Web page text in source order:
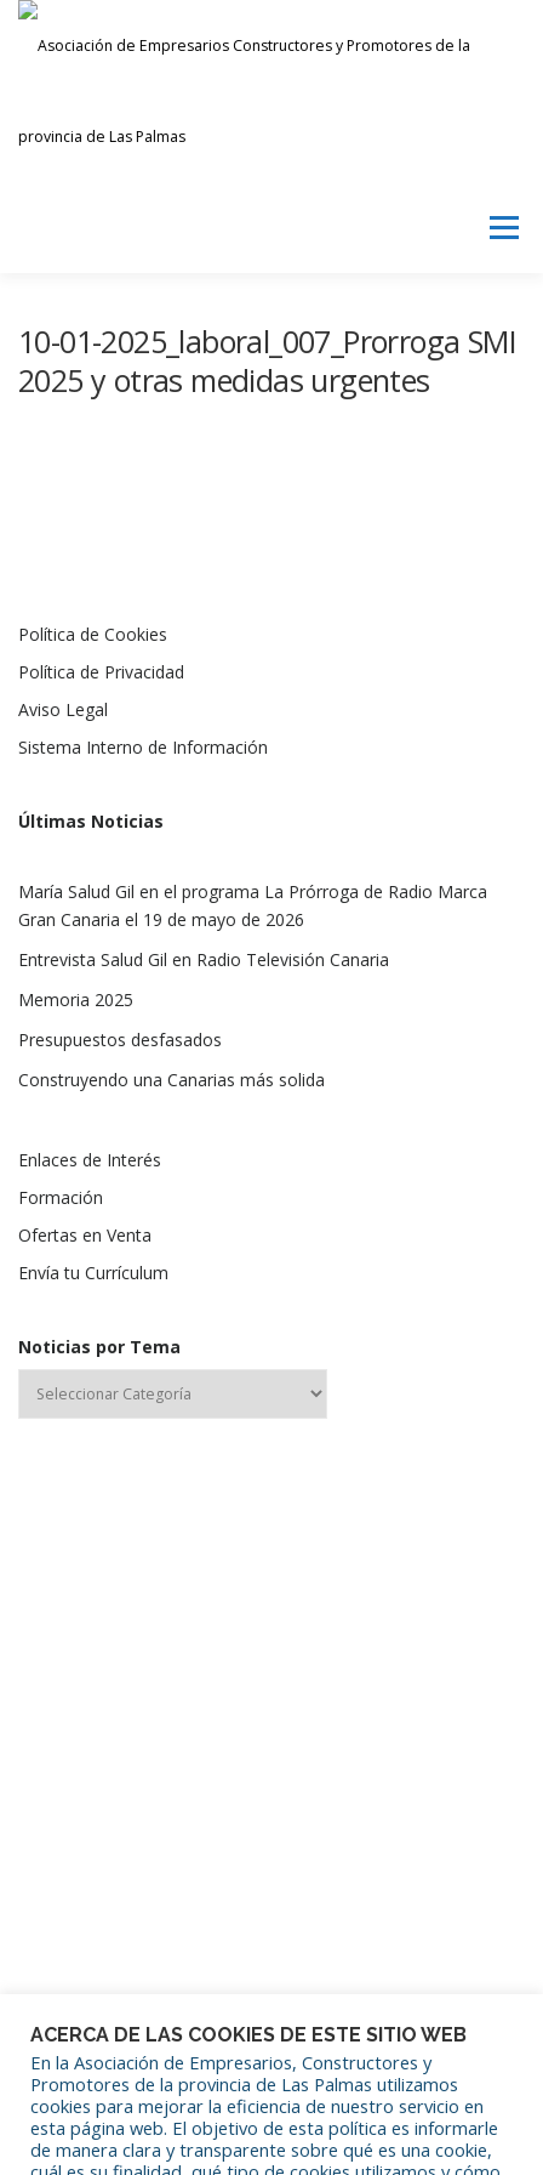
Saltar
Menú
10-01-2025_laboral_007_Prorroga SMI
2025 y otras medidas urgentes
Política de Cookies
Política de Privacidad
Aviso Legal
Sistema Interno de Información
Últimas Noticias
María Salud Gil en el programa La Prórroga de Radio Marca
Gran Canaria el 19 de mayo de 2026
Entrevista Salud Gil en Radio Televisión Canaria
Memoria 2025
Presupuestos desfasados
Construyendo una Canarias más solida
Enlaces de Interés
Formación
Ofertas en Venta
Envía tu Currículum
Noticias por Tema
SÍGUENOS EN REDES SOCIALES
ACERCA DE LAS COOKIES DE ESTE SITIO WEB
En la Asociación de Empresarios, Constructores y
Promotores de la provincia de Las Palmas utilizamos
cookies para mejorar la eficiencia de nuestro servicio en
esta página web. El objetivo de esta política es informarle
de manera clara y transparente sobre qué es una cookie,